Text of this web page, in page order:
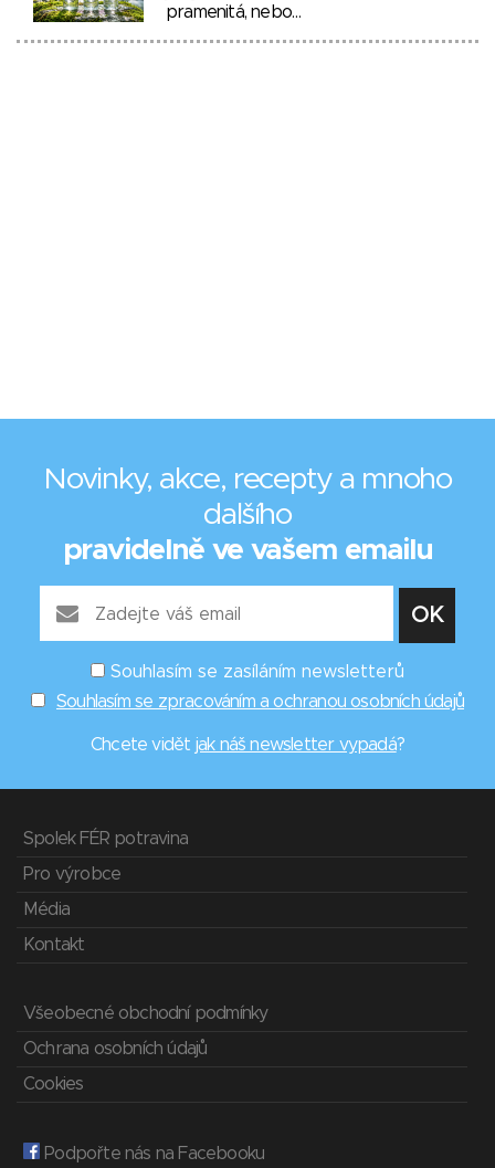
pramenitá, nebo…
Novinky, akce, recepty a mnoho
dalšího
pravidelně ve vašem emailu
Souhlasím se zasíláním newsletterů
Souhlasím se zpracováním a ochranou osobních údajů
Chcete vidět jak náš newsletter vypadá?
Spolek FÉR potravina
Pro výrobce
Média
Kontakt
Všeobecné obchodní podmínky
Ochrana osobních údajů
Cookies
Podpořte nás na Facebooku